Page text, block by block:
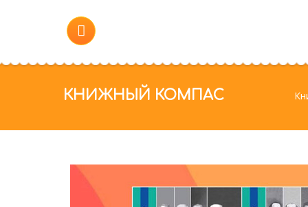
КНИЖНЫЙ КОМПАС